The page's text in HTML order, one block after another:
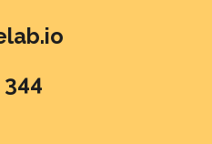
344